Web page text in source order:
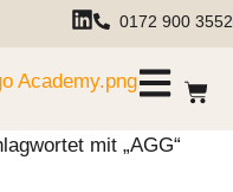
0172 900 3552
mit „AGG“